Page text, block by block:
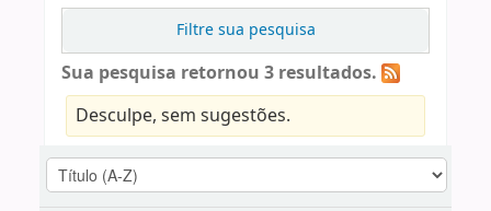
Filtre sua pesquisa
Sua pesquisa retornou 3 resultados.
Desculpe, sem sugestões.